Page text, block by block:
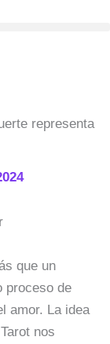
representa
que un
proceso de
amor. La idea
nos